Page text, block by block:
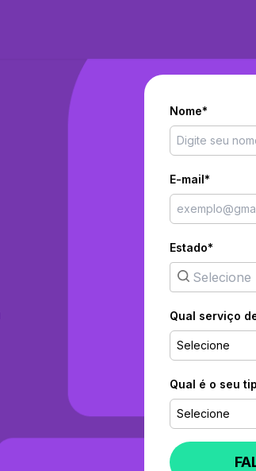
Nome*
E-mail*
Estado*
Qual serviço
Selecione
Qual é o seu
Selecione